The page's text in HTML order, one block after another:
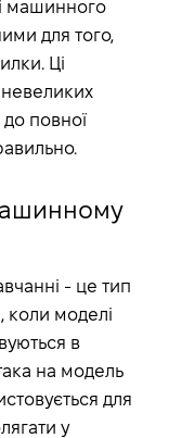
машинного
для того,
Ці
повної
- це тип
коли моделі
в
на модель
для
у